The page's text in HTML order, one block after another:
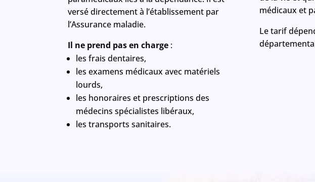
versé directement à l’établissement par
l’Assurance maladie.
Il ne prend pas en charge :
les frais dentaires,
les examens médicaux avec matériels
lourds,
les honoraires et prescriptions des
médecins spécialistes libéraux,
les transports sanitaires.
médicaux et
Le tarif